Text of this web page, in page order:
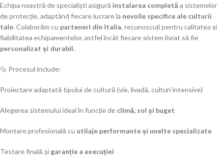
Echipa noastră de specialiști asigură instalarea completăa sistemelor
de protecție, adaptând fiecare lucrare la nevoile specifice ale culturii
tale. Colaborăm cu parteneri din Italia, recunoscuți pentru calitatea și
fiabilitatea echipamentelor, astfel încât fiecare sistem livrat să fie
personalizat și durabil.
🔩 Procesul include:
Proiectare adaptată tipului de cultură (vie, livadă, culturi intensive)
Alegerea sistemului ideal în funcție de climă, sol și buget
Montare profesională cu utilaje performante și unelte specializate
Testare finală și garanție a execuției